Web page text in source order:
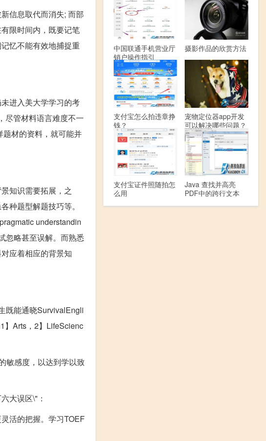
信息取代而消失; 而部
限时间内，既要记笔
忆不能有效地捕捉重
进入美大学学习的考
尽管材料语言难度不一
材的资料，就可能并
知识需要拓展，之
种题型解题技巧等。
understandin
忽略甚至误解。而熟悉
应着相应的背景知
既能通晓SurvivalEngli
】Arts，2】LifeScienc
敏感度，以达到学以致
大误区\"：
活的把握。学习TOEF
中国联通手机营业厅
销户操作指引
摄影作品的欣赏方法
支付宝怎么拍违章挣
钱？
宠物定位器app开发
可以解决哪些问题？
支付宝证件照随拍怎
么用
Java 查找并高亮
PDF中的跨行文本